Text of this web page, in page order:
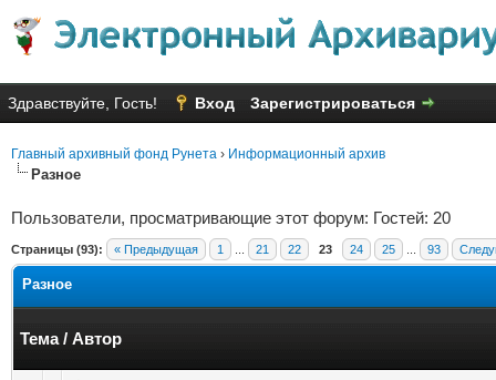
Здравствуйте, Гость! Вход Зарегистрироваться
Главный архивный фонд Рунета › Информационный архив
Разное
Пользователи, просматривающие этот форум: Гостей: 20
Страницы (93): « Предыдущая 1 21 22 23 24 25 93
Разное
Тема/ Автор